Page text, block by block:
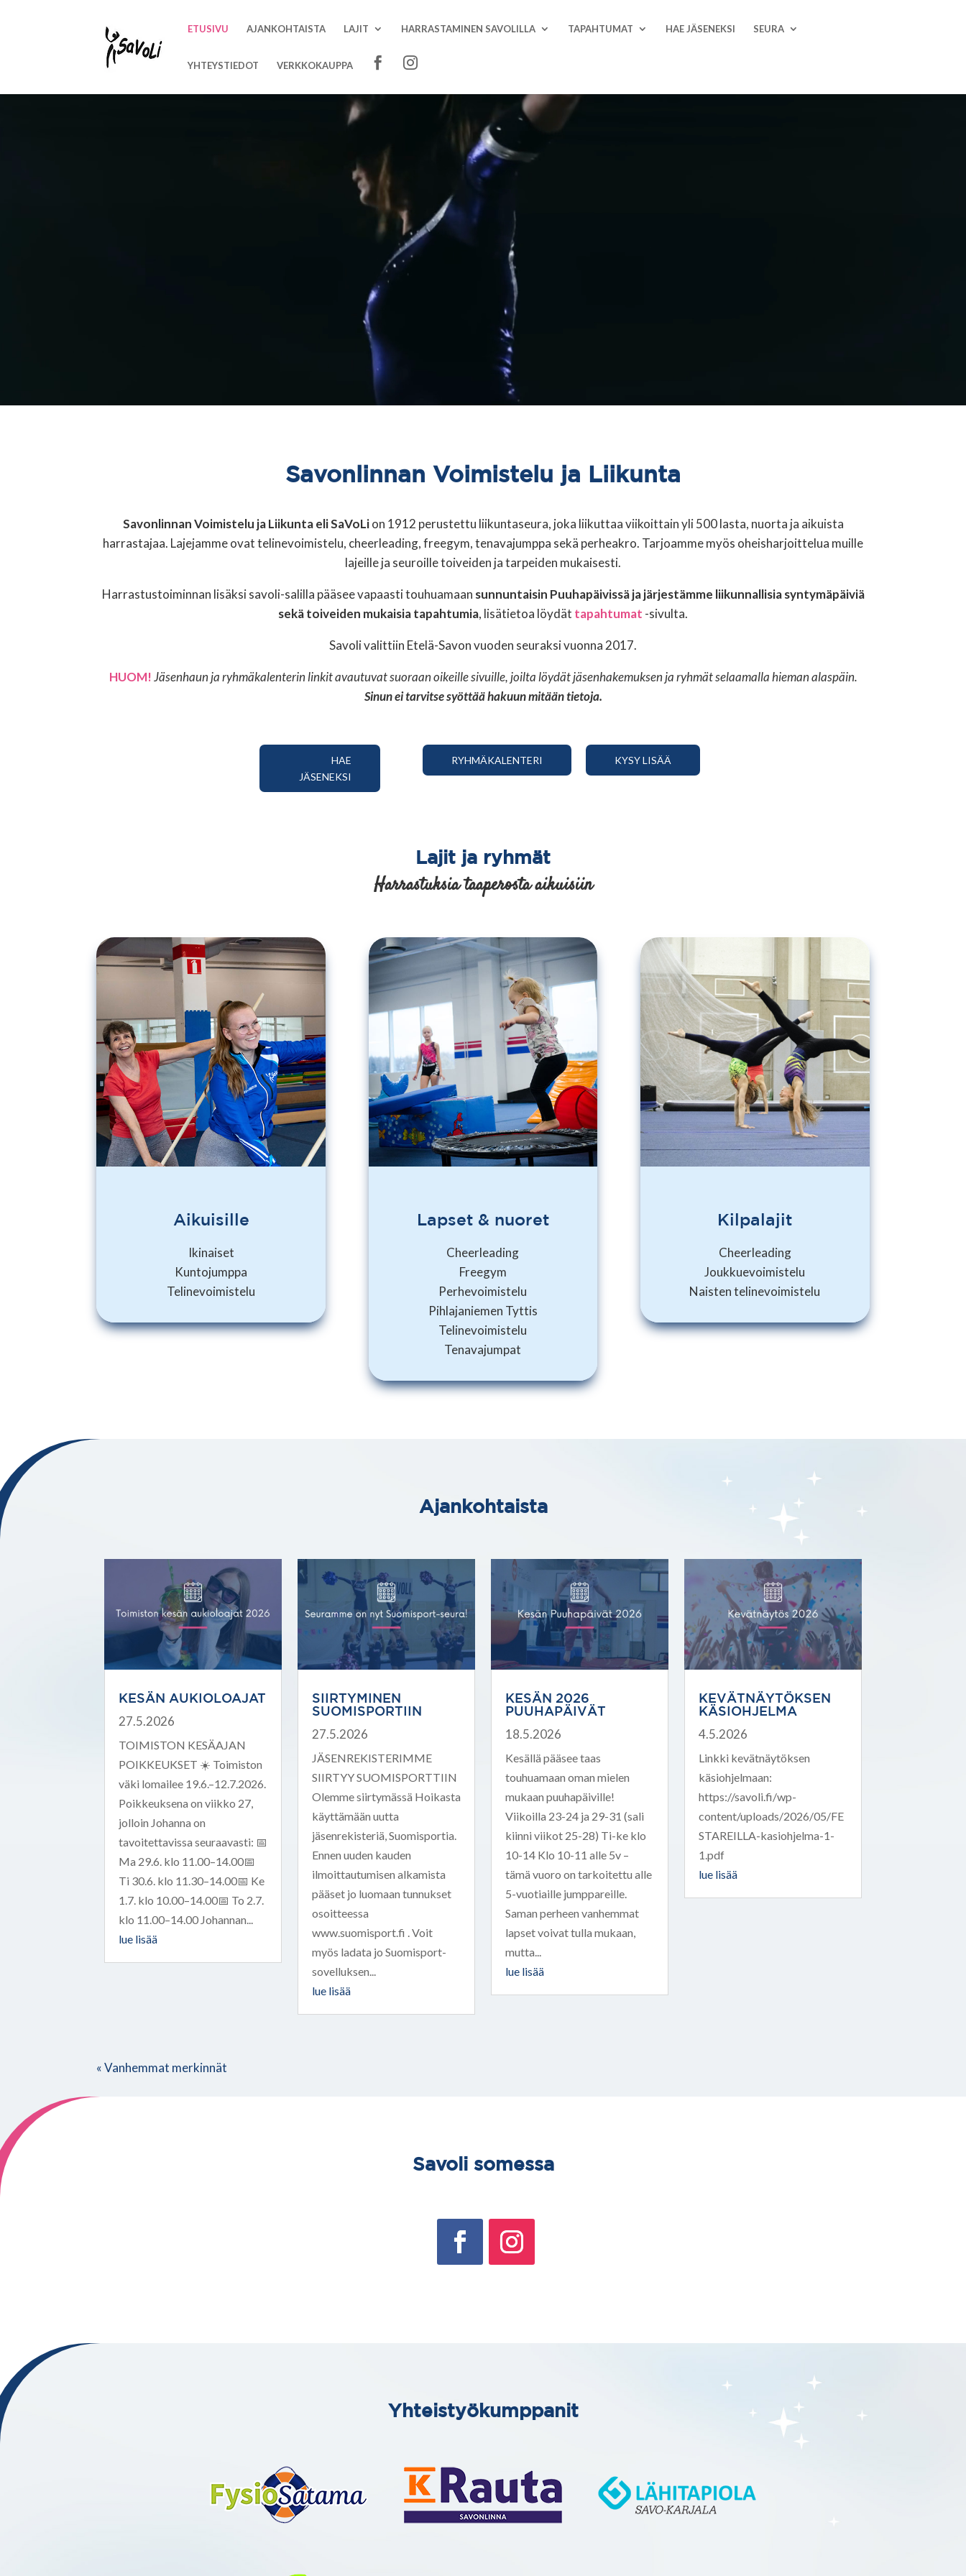
ETUSIVU AJANKOHTAISTA LAJIT HARRASTAMINEN SAVOLILLA TAPAHTUMAT HAE JÄSENEKSI SEURA
YHTEYSTIEDOT VERKKOKAUPPA
Savonlinnan Voimistelu ja Liikunta
Savonlinnan Voimistelu ja Liikunta eli SaVoLion 1912 perustettu liikuntaseura, joka liikuttaa viikoittain yli 500 lasta, nuorta ja aikuista
harrastajaa. Lajejamme ovat telinevoimistelu, cheerleading, freegym, tenavajumppa sekä perheakro. Tarjoamme myös oheisharjoittelua muille
lajeille ja seuroille toiveiden ja tarpeiden mukaisesti.
Harrastustoiminnan lisäksi savoli-salilla pääsee vapaasti touhuamaan sunnuntaisin Puuhapäivissä ja järjestämme liikunnallisia syntymäpäiviä
sekä toiveiden mukaisia tapahtumia, lisätietoa löydät tapahtumat -sivulta.
Savoli valittiin Etelä-Savon vuoden seuraksi vuonna 2017.
HUOM!Jäsenhaun ja ryhmäkalenterin linkit avautuvat suoraan oikeille sivuille, joilta löydät jäsenhakemuksen ja ryhmät selaamalla hieman alaspäin.
Sinun ei tarvitse syöttää hakuun mitään tietoja.
HAE
JÄSENEKSI
RYHMÄKALENTERI KYSY LISÄÄ
Lajit ja ryhmät
Harrastuksia taaperosta aikuisiin
Aikuisille
Ikinaiset
Kuntojumppa
Telinevoimistelu
Lapset & nuoret
Cheerleading
Freegym
Perhevoimistelu
Pihlajaniemen Tyttis
Telinevoimistelu
Tenavajumpat
Kilpalajit
Cheerleading
Joukkuevoimistelu
Naisten telinevoimistelu
Ajankohtaista
KESÄN AUKIOLOAJAT
27.5.2026
TOIMISTON KESÄAJAN
POIKKEUKSET ☀️ Toimiston
väki lomailee 19.6.–12.7.2026.
Poikkeuksena on viikko 27,
jolloin Johanna on
tavoitettavissa seuraavasti: 📅
Ma 29.6. klo 11.00–14.00📅
Ti 30.6. klo 11.30–14.00📅 Ke
1.7. klo 10.00–14.00📅 To 2.7.
klo 11.00–14.00 Johannan...
lue lisää
SIIRTYMINEN
SUOMISPORTIIN
27.5.2026
JÄSENREKISTERIMME
SIIRTYY SUOMISPORTTIIN
Olemme siirtymässä Hoikasta
käyttämään uutta
jäsenrekisteriä, Suomisportia.
Ennen uuden kauden
ilmoittautumisen alkamista
pääset jo luomaan tunnukset
osoitteessa
www.suomisport.fi . Voit
myös ladata jo Suomisport-
sovelluksen...
lue lisää
KESÄN 2026
PUUHAPÄIVÄT
18.5.2026
Kesällä pääsee taas
touhuamaan oman mielen
mukaan puuhapäiville!
Viikoilla 23-24 ja 29-31 (sali
kiinni viikot 25-28) Ti-ke klo
10-14 Klo 10-11 alle 5v –
tämä vuoro on tarkoitettu alle
5-vuotiaille jumppareille.
Saman perheen vanhemmat
lapset voivat tulla mukaan,
mutta...
lue lisää
KEVÄTNÄYTÖKSEN
KÄSIOHJELMA
4.5.2026
Linkki kevätnäytöksen
käsiohjelmaan:
https://savoli.fi/wp-
content/uploads/2026/05/FE
STAREILLA-kasiohjelma-1-
1.pdf
lue lisää
« Vanhemmat merkinnät
Savoli somessa
Yhteistyökumppanit